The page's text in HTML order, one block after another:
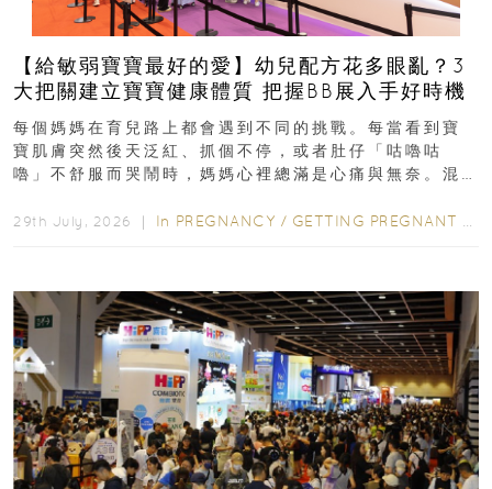
【給敏弱寶寶最好的愛】幼兒配方花多眼亂？3
大把關建立寶寶健康體質 把握BB展入手好時機
每個媽媽在育兒路上都會遇到不同的挑戰。每當看到寶
寶肌膚突然後天泛紅、抓個不停，或者肚仔「咕嚕咕
嚕」不舒服而哭鬧時，媽媽心裡總滿是心痛與無奈。混
29th July, 2026 ｜ In PREGNANCY / GETTING PREGNANT